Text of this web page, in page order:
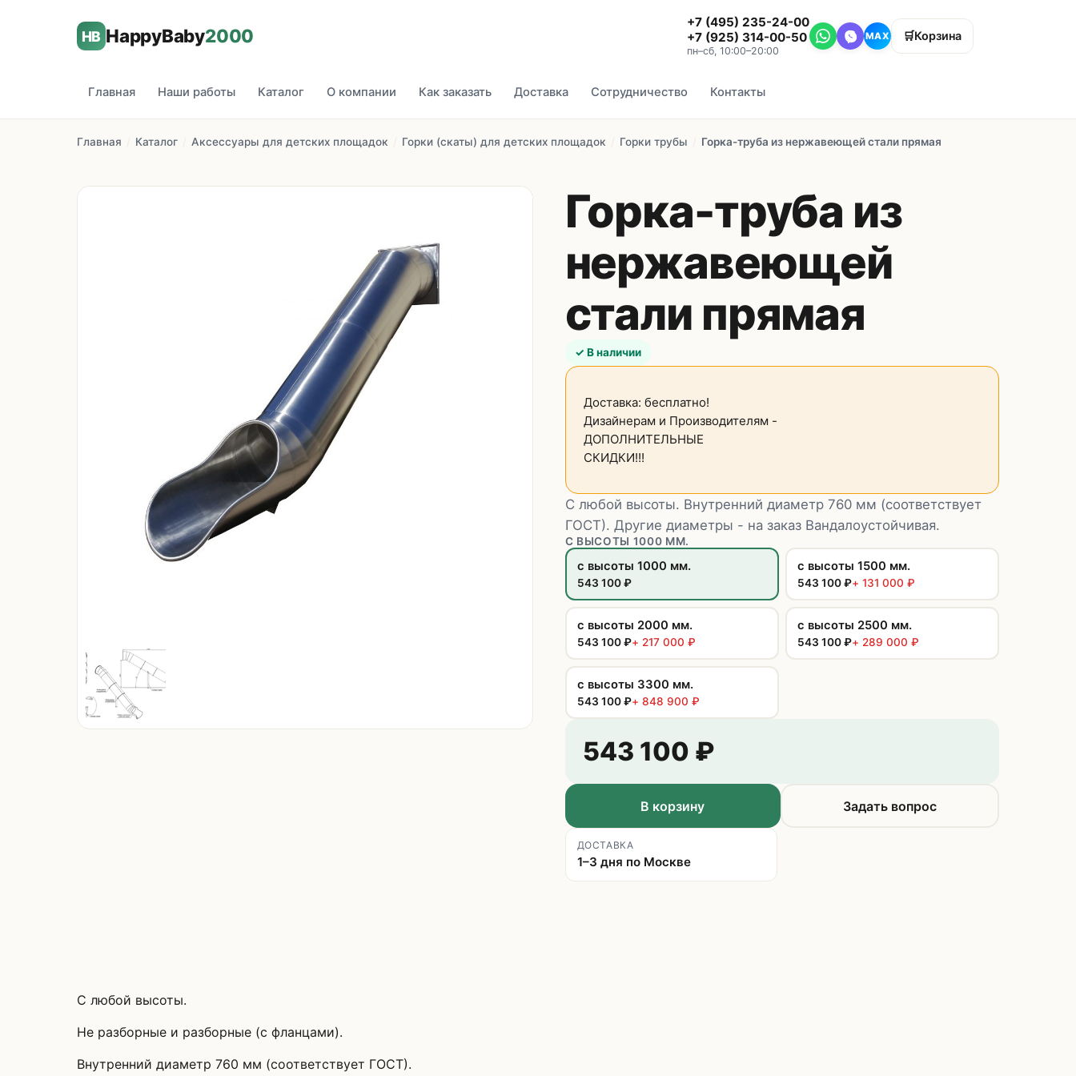
HB HappyBaby2000
+7 (495) 235-24-00
+7 (925) 314-00-50
пн–сб, 10:00–20:00
MAX 🛒Корзина
Главная Наши работы Каталог О компании Как заказать Доставка Сотрудничество Контакты
Главная Каталог Аксессуары для детских площадок Горки (скаты) для детских площадок Горки трубы Горка-труба из нержавеющей стали прямая
Горка-труба из
нержавеющей
стали прямая
✓ В наличии
Доставка: бесплатно!
Дизайнерам и Производителям -
ДОПОЛНИТЕЛЬНЫЕ
СКИДКИ!!!
С любой высоты. Внутренний диаметр 760 мм (соответствует
ГОСТ). Другие диаметры - на заказ Вандалоустойчивая.
С ВЫСОТЫ 1000 ММ.
с высоты 1000 мм.
543 100₽
с высоты 1500 мм.
543 100₽+ 131 000 ₽
с высоты 2000 мм.
543 100₽+ 217 000 ₽
с высоты 2500 мм.
543 100₽+ 289 000 ₽
с высоты 3300 мм.
543 100₽+ 848 900 ₽
543 100 ₽
В корзину Задать вопрос
ДОСТАВКА
1–3 дня по Москве
С любой высоты.
Не разборные и разборные (с фланцами).
Внутренний диаметр 760 мм (соответствует ГОСТ).